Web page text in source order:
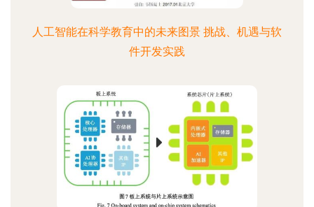
人工智能在科学教育中的未来图景 挑战、机遇与软
件开发实践